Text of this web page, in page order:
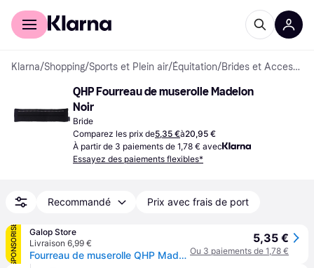
Acheter avec Klarna
Klarna/Shopping/Sports et Plein air/Équitation/ Brides et Accessoires
QHP Fourreau de muserolle Madelon
Noir
Bride
Comparez les prix de5,35 €à20,95 €
À partir de 3 paiements de 1,78 € avec
Essayez des paiements flexibles*
Recommandé Prix avec frais de port
SPONSORISÉ
Galop Store
Livraison 6,99 €
Fourreau de muserolle QHP Madelon - Noir
5,35 €
Ou 3 paiements de 1,78 €